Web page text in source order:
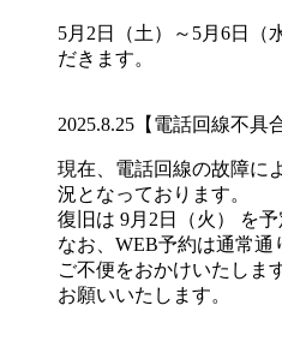
5月2日（土）～5月6日（
だきます。
2025.8.25 【電話回線不具
現在、電話回線の故障に
況となっております。
復旧は 9月2日（火） を予
なお、WEB予約は通常通
ご不便をおかけいたしま
お願いいたします。